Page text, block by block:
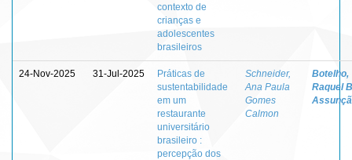
contexto de
crianças e
adolescentes
brasileiros
24-Nov-2025 31-Jul-2025
Práticas de
sustentabilidade
em um
restaurante
universitário
brasileiro :
percepção dos
Schneider,
Ana Paula
Gomes
Calmon
Botelho,
Raquel